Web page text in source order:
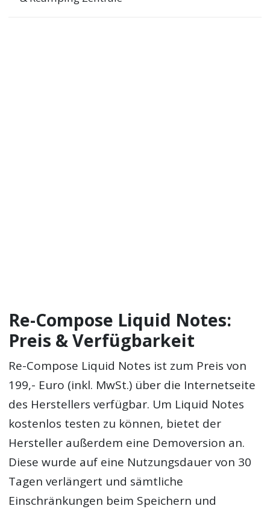
Re-Compose Liquid Notes:
Preis & Verfügbarkeit
Re-Compose Liquid Notes ist zum Preis von
199,- Euro (inkl. MwSt.) über die Internetseite
des Herstellers verfügbar. Um Liquid Notes
kostenlos testen zu können, bietet der
Hersteller außerdem eine Demoversion an.
Diese wurde auf eine Nutzungsdauer von 30
Tagen verlängert und sämtliche
Einschränkungen beim Speichern und